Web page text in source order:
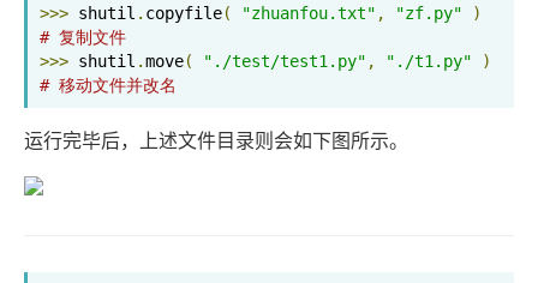
>>> shutil . copyfile( "zhuanfou.txt" , "zf.py"
)
# 复制文件
>>> shutil .move( "./test/test1.py" , "./t1.py"
)
# 移动文件并改名
运行完毕后，上述文件目录则会如下图所示。